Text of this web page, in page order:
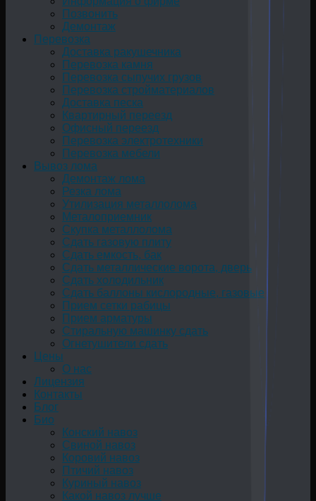
Позвонить
Демонтаж
Перевозка
Доставка ракушечника
Перевозка камня
Перевозка сыпучих грузов
Перевозка стройматериалов
Доставка песка
Квартирный переезд
Офисный переезд
Перевозка электротехники
Перевозка мебели
Вывоз лома
Демонтаж лома
Резка лома
Утилизация металлолома
Металоприемник
Скупка металлолома
Сдать газовую плиту
Сдать емкость, бак
Cдать металлические ворота, дверь
Сдать холодильник
Сдать баллоны кислородные, газовые
Прием сетки рабицы
Прием арматуры
Стиральную машинку сдать
Огнетушители сдать
Цены
О нас
Лицензия
Контакты
Блог
Био
Конский навоз
Свиной навоз
Коровий навоз
Птичий навоз
Куриный навоз
Какой навоз лучше